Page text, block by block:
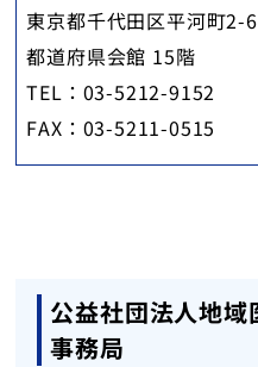
東京都千代田区平河町
都道府県会館 15階
TEL：03-5212-9152
FAX：03-5211-0515
公益社団法人地
事務局